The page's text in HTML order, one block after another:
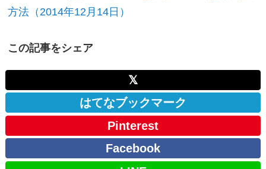
方法（2014年12月14日）
この記事をシェア
𝕏
はてなブックマーク
Pinterest
Facebook